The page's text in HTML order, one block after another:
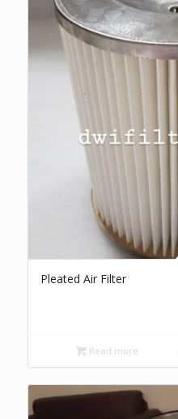
Pleated Air Filter
Read more